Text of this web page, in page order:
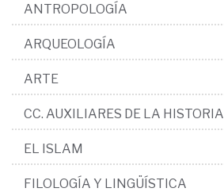
ANTROPOLOGÍA
ARQUEOLOGÍA
ARTE
CC. AUXILIARES DE LA HISTORIA
EL ISLAM
FILOLOGÍA Y LINGÜÍSTICA